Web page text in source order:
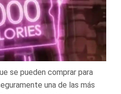
se pueden comprar para
una de las más